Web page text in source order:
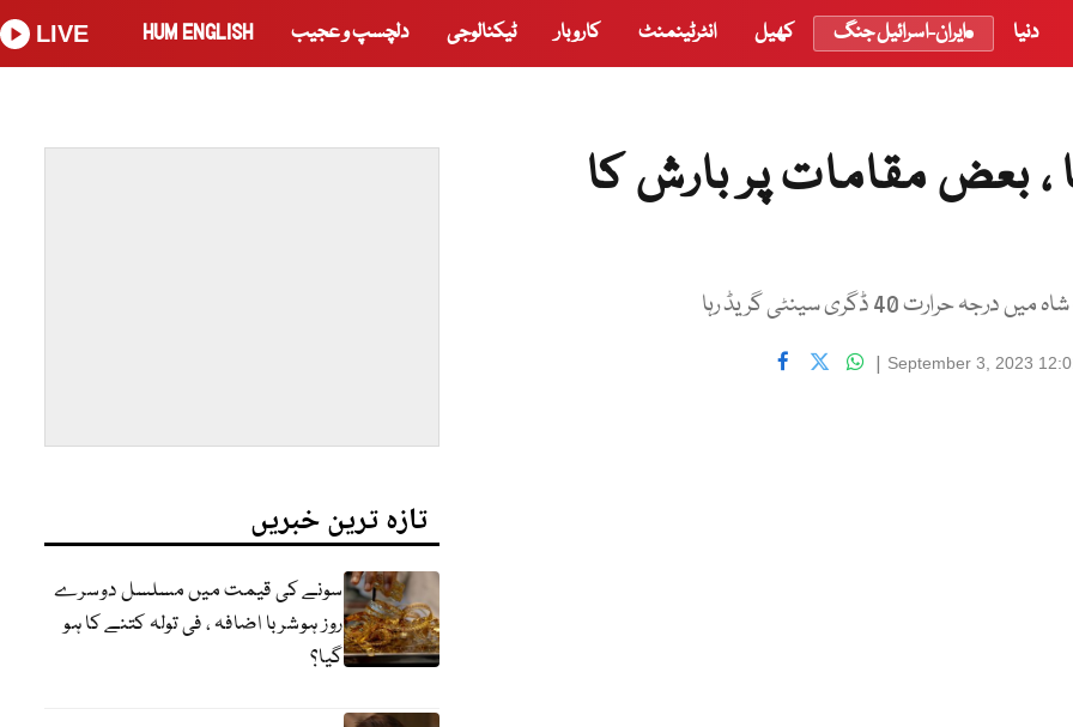
دنیا ایران-اسرائیل جنگ کھیل انٹرٹینمنٹ کاروبار ٹیکنالوجی دلچسپ و عجیب HUM ENGLISH
LIVE
بعض مقامات پر بارش کا
September 3, 2023
|
تازہ ترین خبریں
سونے کی قیمت میں مسلسل دوسرے
روز ہوشربا اضافہ ، فی تولہ کتنے کا ہو
گیا؟